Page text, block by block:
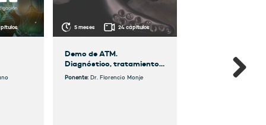
5 meses 24 capítulos
Demo de ATM.
Diagnóstico, tratamiento
y nuevas técnicas
Ponente: Dr. Florencio Monje